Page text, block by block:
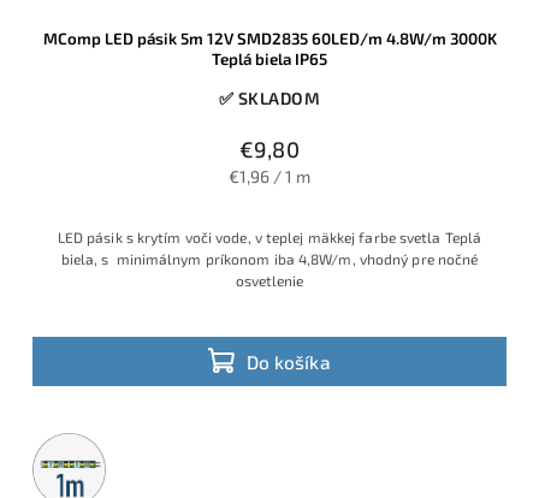
MComp LED pásik 5m 12V SMD2835 60LED/m 4.8W/m 3000K
Teplá biela IP65
✅ SKLADOM
€9,80
€1,96 / 1 m
Do košíka
LED pásik s krytím voči vode, v teplej mäkkej farbe svetla Teplá
biela, s minimálnym príkonom iba 4,8W/m, vhodný pre nočné
osvetlenie
Metrážny
predaj